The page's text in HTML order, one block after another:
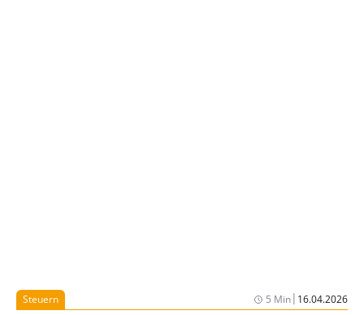
Steuern 5 Min| 16.04.2026